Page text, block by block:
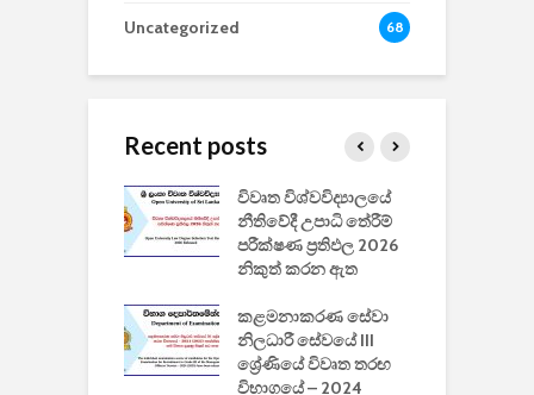
Uncategorized 68
Recent posts
විවෘත විශ්වවිද්‍යාලයේ
නීතිවේදී උපාධි තේරීම්
පරීක්ෂණ ප්‍රතිඵල 2026
නිකුත් කරන ඇත
කළමනාකරණ සේවා
නිලධාරී සේවයේ III
ශ්‍රේණියේ විවෘත තරඟ
විභාගයේ – 2024